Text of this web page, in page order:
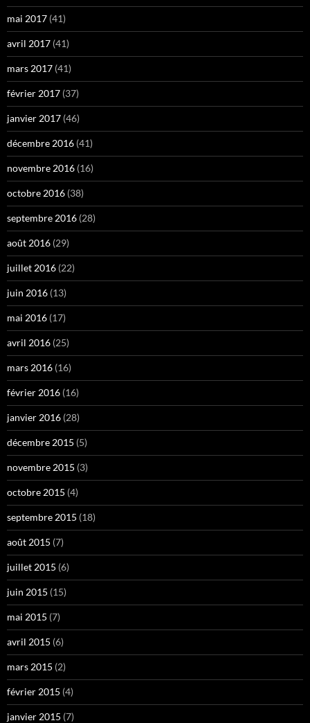
mai 2017 (41)
avril 2017 (41)
mars 2017 (41)
février 2017 (37)
janvier 2017 (46)
décembre 2016 (41)
novembre 2016 (16)
octobre 2016 (38)
septembre 2016 (28)
août 2016 (29)
juillet 2016 (22)
juin 2016 (13)
mai 2016 (17)
avril 2016 (25)
mars 2016 (16)
février 2016 (16)
janvier 2016 (28)
décembre 2015 (5)
novembre 2015 (3)
octobre 2015 (4)
septembre 2015 (18)
août 2015 (7)
juillet 2015 (6)
juin 2015 (15)
mai 2015 (7)
avril 2015 (6)
mars 2015 (2)
février 2015 (4)
janvier 2015 (7)